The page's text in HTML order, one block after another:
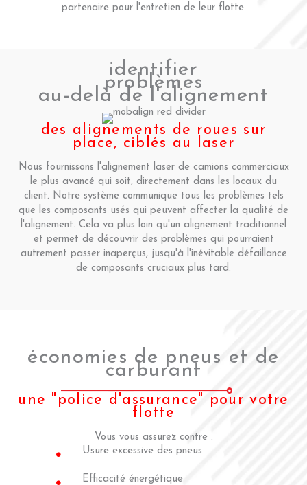
partenaire pour l'entretien de leur flotte.
identifier
problèmes
au-delà de l'alignement
des alignements de roues sur
place, ciblés au laser
Nous fournissons l'alignement laser de camions commerciaux
le plus avancé qui soit, directement dans les locaux du
client. Notre système communique tous les problèmes tels
que les composants usés qui peuvent affecter la qualité de
l'alignement. Cela va plus loin qu'un alignement traditionnel
et permet de découvrir des problèmes qui pourraient
autrement passer inaperçus, jusqu'à l'inévitable défaillance
de composants cruciaux plus tard.
économies de pneus et de
carburant
une "police d'assurance" pour votre
flotte
Vous vous assurez contre :
Usure excessive des pneus
Efficacité énergétique